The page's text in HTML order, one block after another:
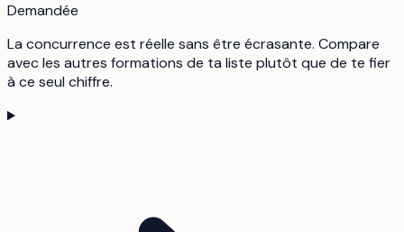
Demandée
La concurrence est réelle sans être écrasante. Compare
avec les autres formations de ta liste plutôt que de te fier
à ce seul chiffre.